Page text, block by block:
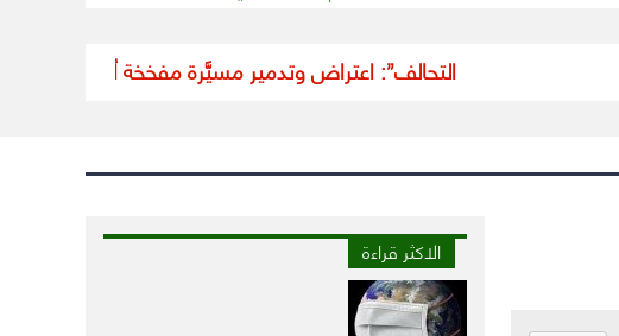
“التحالف”: اعتراض وتدمير مسيَّرة مفخخة أطلقتها الميليشيا
الاكثر قراءة